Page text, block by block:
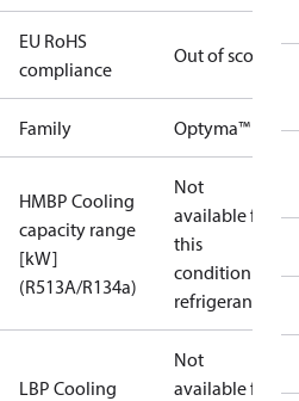
EU RoHS
compliance
Out of scope
Family Optyma™
HMBP Cooling
capacity range
[kW]
(R513A/R134a)
Not
available for
this
condition /
refrigerant
LBP Cooling
Not
available for